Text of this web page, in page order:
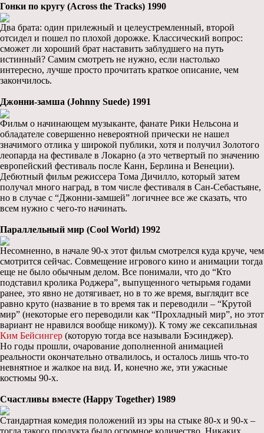
Гонки по кругу (Across the Tracks) 1990
Два брата: один прилежный и целеустремленный, второй
отсидел и пошел по плохой дорожке. Классический вопрос:
сможет ли хороший брат наставить заблудшего на путь
истинный? Самим смотреть не нужно, если настолько
интересно, лучше просто прочитать краткое описание, чем
закончилось.
Джонни-замша (Johnny Suede) 1991
Фильм о начинающем музыканте, фанате Рики Нельсона и
обладателе совершенно невероятной прически не нашел
значимого отлика у широкой публики, хотя и получил Золотого
леопарда на фестивале в Локарно (а это четвертый по значению
европейский фестиваль после Канн, Берлина и Венеции).
Дебютный фильм режиссера Тома Дичилло, который затем
получал много наград, в том числе фестиваля в Сан-Себастьяне,
но в случае с “Джонни-замшей” логичнее все же сказать, что
всем нужно с чего-то начинать.
Параллельный мир (Cool World) 1992
Несомненно, в начале 90-х этот фильм смотрелся куда круче, чем
смотрится сейчас. Совмещение игрового кино и анимации тогда
еще не было обычным делом. Все понимали, что до “Кто
подставил кролика Роджера”, выпущенного четырьмя годами
ранее, это явно не дотягивает, но в то же время, выглядит все
равно круто (название в то время так и переводили – “Крутой
мир” (некоторые его переводили как “Прохладный мир”, но этот
вариант не нравился вообще никому)). К тому же сексапильная
Ким Бейсингер (которую тогда все называли Бэсинджер).
Но годы прошли, очарование дополненной анимацией
реальности окончательно отвалилось, и осталось лишь что-то
невнятное и жалкое на вид. И, конечно же, эти ужасные
костюмы 90-х.
Счастливы вместе (Happy Together) 1989
Стандартная комедия положений из эры на стыке 80-х и 90-х –